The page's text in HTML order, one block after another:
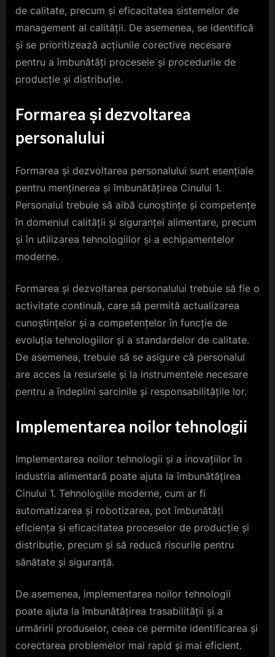
de calitate, precum și eficacitatea sistemelor de
management al calității. De asemenea, se identifică
și se prioritizează acțiunile corective necesare
pentru a îmbunătăți procesele și procedurile de
producție și distribuție.
Formarea și dezvoltarea
personalului
Formarea și dezvoltarea personalului sunt esențiale
pentru menținerea și îmbunătățirea Cinului 1.
Personalul trebuie să aibă cunoștințe și competențe
în domeniul calității și siguranței alimentare, precum
și în utilizarea tehnologiilor și a echipamentelor
moderne.
Formarea și dezvoltarea personalului trebuie să fie o
activitate continuă, care să permită actualizarea
cunoștințelor și a competențelor în funcție de
evoluția tehnologiilor și a standardelor de calitate.
De asemenea, trebuie să se asigure că personalul
are acces la resursele și la instrumentele necesare
pentru a îndeplini sarcinile și responsabilitățile lor.
Implementarea noilor tehnologii
Implementarea noilor tehnologii și a inovațiilor în
industria alimentară poate ajuta la îmbunătățirea
Cinului 1. Tehnologiile moderne, cum ar fi
automatizarea și robotizarea, pot îmbunătăți
eficiența și eficacitatea proceselor de producție și
distribuție, precum și să reducă riscurile pentru
sănătate și siguranță.
De asemenea, implementarea noilor tehnologii
poate ajuta la îmbunătățirea trasabilității și a
urmăririi produselor, ceea ce permite identificarea și
corectarea problemelor mai rapid și mai eficient.